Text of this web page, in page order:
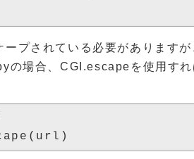
ープされている必要があります
の場合、CGI.escapeを使用す